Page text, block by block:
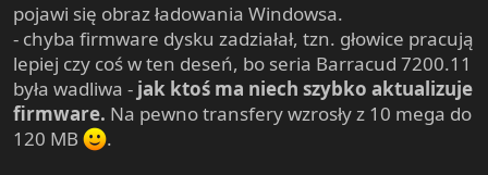
pojawi się obraz ładowania Windowsa.
- chyba firmware dysku zadziałał, tzn. głowice pracują
lepiej czy coś w ten deseń, bo seria Barracud 7200.11
była wadliwa - jak ktoś ma niech szybko aktualizuje
firmware. Na pewno transfery wzrosły z 10 mega do
120 MB
.